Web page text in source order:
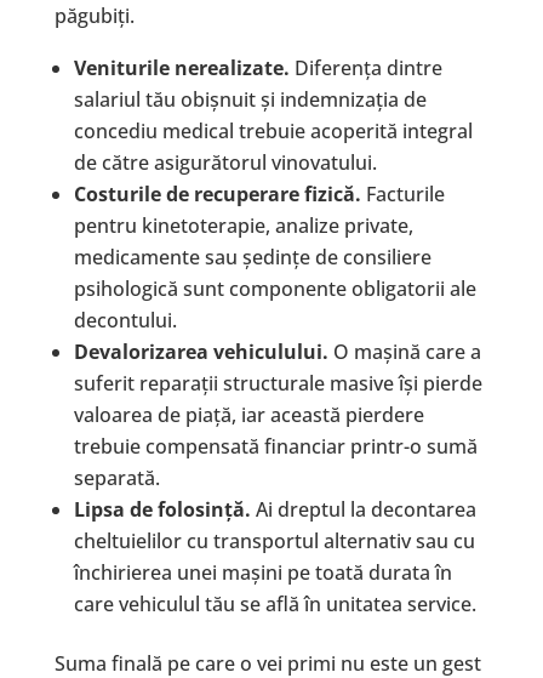
păgubiți.
Veniturile nerealizate. Diferența dintre
salariul tău obișnuit și indemnizația de
concediu medical trebuie acoperită integral
de către asigurătorul vinovatului.
Costurile de recuperare fizică. Facturile
pentru kinetoterapie, analize private,
medicamente sau ședințe de consiliere
psihologică sunt componente obligatorii ale
decontului.
Devalorizarea vehiculului. O mașină care a
suferit reparații structurale masive își pierde
valoarea de piață, iar această pierdere
trebuie compensată financiar printr-o sumă
separată.
Lipsa de folosință. Ai dreptul la decontarea
cheltuielilor cu transportul alternativ sau cu
închirierea unei mașini pe toată durata în
care vehiculul tău se află în unitatea service.
Suma finală pe care o vei primi nu este un gest